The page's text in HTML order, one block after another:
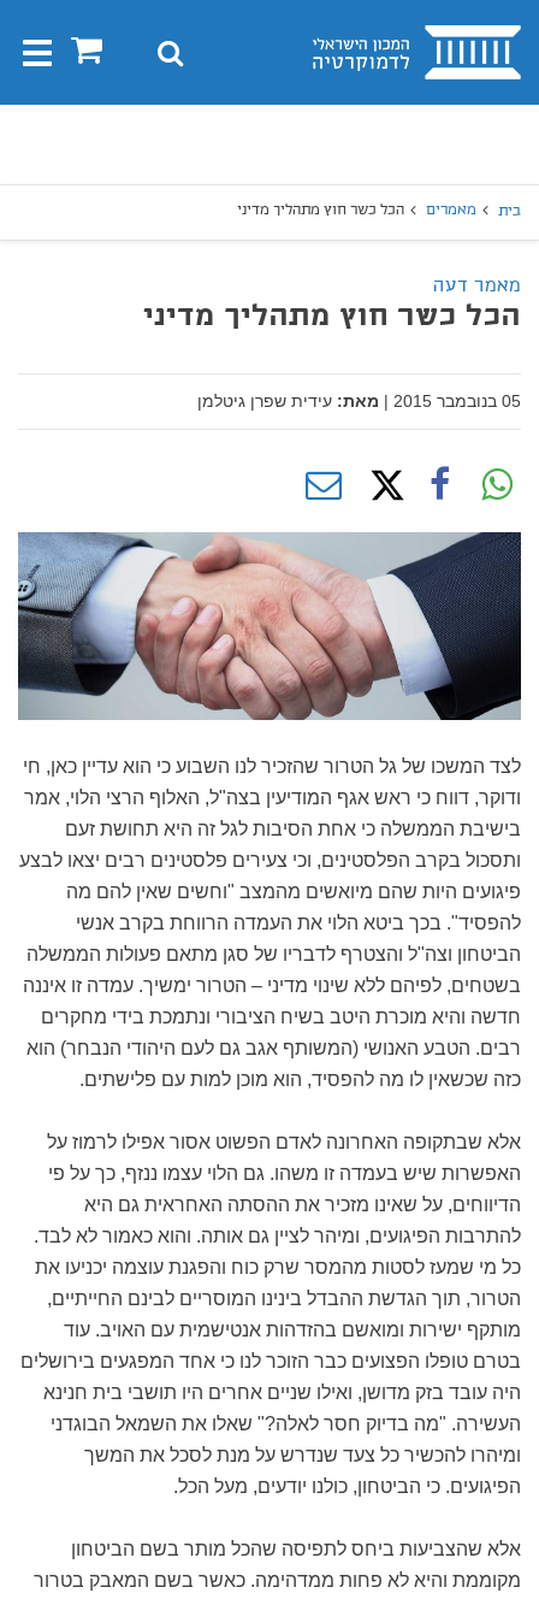
בית 0 חיפוש
בית מאמרים הכל כשר חוץ מתהליך מדיני
מאמר דעה
הכל כשר חוץ מתהליך מדיני
05 בנובמבר 2015 | מאת: עידית שפרן גיטלמן
לצד המשכו של גל הטרור שהזכיר לנו השבוע כי הוא עדיין כאן, חי
ודוקר, דווח כי ראש אגף המודיעין בצה"ל, האלוף הרצי הלוי, אמר
בישיבת הממשלה כי אחת הסיבות לגל זה היא תחושת זעם
ותסכול בקרב הפלסטינים, וכי צעירים פלסטינים רבים יצאו לבצע
פיגועים היות שהם מיואשים מהמצב "וחשים שאין להם מה
להפסיד". בכך ביטא הלוי את העמדה הרווחת בקרב אנשי
הביטחון וצה"ל והצטרף לדבריו של סגן מתאם פעולות הממשלה
בשטחים, לפיהם ללא שינוי מדיני – הטרור ימשיך. עמדה זו איננה
חדשה והיא מוכרת היטב בשיח הציבורי ונתמכת בידי מחקרים
רבים. הטבע האנושי (המשותף אגב גם לעם היהודי הנבחר) הוא
כזה שכשאין לו מה להפסיד, הוא מוכן למות עם פלישתים.
אלא שבתקופה האחרונה לאדם הפשוט אסור אפילו לרמוז על
האפשרות שיש בעמדה זו משהו. גם הלוי עצמו ננזף, כך על פי
הדיווחים, על שאינו מזכיר את ההסתה האחראית גם היא
להתרבות הפיגועים, ומיהר לציין גם אותה. והוא כאמור לא לבד.
כל מי שמעז לסטות מהמסר שרק כוח והפגנת עוצמה יכניעו את
הטרור, תוך הגדשת ההבדל בינינו המוסריים לבינם החייתיים,
מותקף ישירות ומואשם בהזדהות אנטישמית עם האויב. עוד
בטרם טופלו הפצועים כבר הזוכר לנו כי אחד המפגעים בירושלים
היה עובד בזק מדושן, ואילו שניים אחרים היו תושבי בית חנינא
העשירה. "מה בדיוק חסר לאלה?" שאלו את השמאל הבוגדני
ומיהרו להכשיר כל צעד שנדרש על מנת לסכל את המשך
הפיגועים. כי הביטחון, כולנו יודעים, מעל הכל.
אלא שהצביעות ביחס לתפיסה שהכל מותר בשם הביטחון
מקוממת והיא לא פחות ממדהימה. כאשר בשם המאבק בטרור